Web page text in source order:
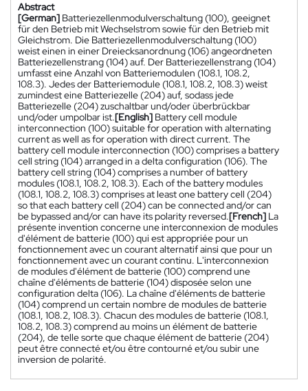
Abstract
[German] Batteriezellenmodulverschaltung (100), geeignet
für den Betrieb mit Wechselstrom sowie für den Betrieb mit
Gleichstrom. Die Batteriezellenmodulverschaltung (100)
weist einen in einer Dreiecksanordnung (106) angeordneten
Batteriezellenstrang (104) auf. Der Batteriezellenstrang (104)
umfasst eine Anzahl von Batteriemodulen (108.1, 108.2,
108.3). Jedes der Batteriemodule (108.1, 108.2, 108.3) weist
zumindest eine Batteriezelle (204) auf, sodass jede
Batteriezelle (204) zuschaltbar und/oder überbrückbar
und/oder umpolbar ist.[English] Battery cell module
interconnection (100) suitable for operation with alternating
current as well as for operation with direct current. The
battery cell module interconnection (100) comprises a battery
cell string (104) arranged in a delta configuration (106). The
battery cell string (104) comprises a number of battery
modules (108.1, 108.2, 108.3). Each of the battery modules
(108.1, 108.2, 108.3) comprises at least one battery cell (204)
so that each battery cell (204) can be connected and/or can
be bypassed and/or can have its polarity reversed.[French] La
présente invention concerne une interconnexion de modules
d'élément de batterie (100) qui est appropriée pour un
fonctionnement avec un courant alternatif ainsi que pour un
fonctionnement avec un courant continu. L'interconnexion
de modules d'élément de batterie (100) comprend une
chaîne d'éléments de batterie (104) disposée selon une
configuration delta (106). La chaîne d'éléments de batterie
(104) comprend un certain nombre de modules de batterie
(108.1, 108.2, 108.3). Chacun des modules de batterie (108.1,
108.2, 108.3) comprend au moins un élément de batterie
(204), de telle sorte que chaque élément de batterie (204)
peut être connecté et/ou être contourné et/ou subir une
inversion de polarité.